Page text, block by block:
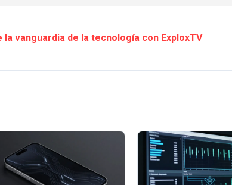
vanguardia de la tecnología con ExploxTV